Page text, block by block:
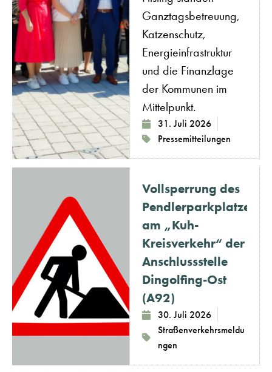
Ganztagsbetreuung,
Katzenschutz,
Energieinfrastruktur
und die Finanzlage
der Kommunen im
Mittelpunkt.
31. Juli 2026
Pressemitteilungen
Vollsperrung des
Pendlerparkplatzes
am „Kuh-
Kreisverkehr“ der
Anschlussstelle
Dingolfing-Ost
(A92)
30. Juli 2026
Straßenverkehrsmeldu
ngen